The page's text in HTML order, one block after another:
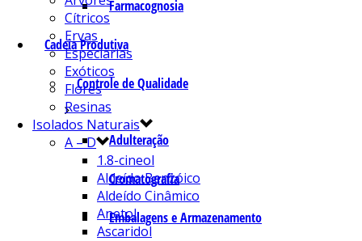
Farmacognosia
Cadeia Produtiva
Controle de Qualidade
Adulteração
Cromatografia
Embalagens e Armazenamento
Cítricos
Ervas
Especiarias
Exóticos
Flores
Resinas
Isolados Naturais
A – D
1.8-cineol
Aldeído Benzóico
Aldeído Cinâmico
Anetol
Ascaridol